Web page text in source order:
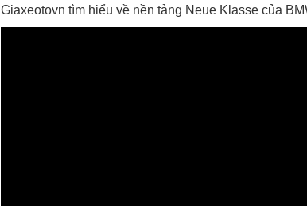
Giaxeotovn tìm hiểu về nền tảng Neue Klasse của